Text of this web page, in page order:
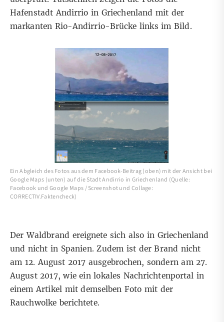
Hafenstadt Andirrio in Griechenland mit der
markanten Rio-Andirrio-Brücke links im Bild.
Ein Abgleich des Fotos aus dem Facebook-Beitrag (oben) mit der Ansicht bei
Google Maps (unten) auf die Stadt Andirrio in Griechenland (Quelle:
Facebook und Google Maps / Screenshot und Collage:
CORRECTIV.Faktencheck)
Der Waldbrand ereignete sich also in Griechenland
und nicht in Spanien. Zudem ist der Brand nicht
am 12. August 2017 ausgebrochen, sondern am 27.
August 2017, wie ein lokales Nachrichtenportal in
einem Artikel mit demselben Foto mit der
Rauchwolke berichtete.